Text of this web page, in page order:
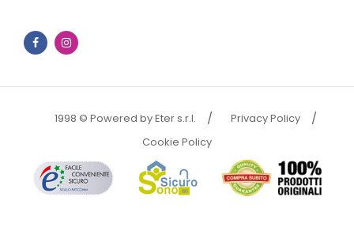
Facebook
1998 © Powered by Eter s.r.l.
Privacy Policy
Cookie Policy